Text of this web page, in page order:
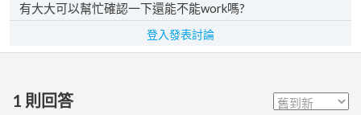
有大大可以幫忙確認一下還能不能work嗎?
登入發表討論
1 則回答